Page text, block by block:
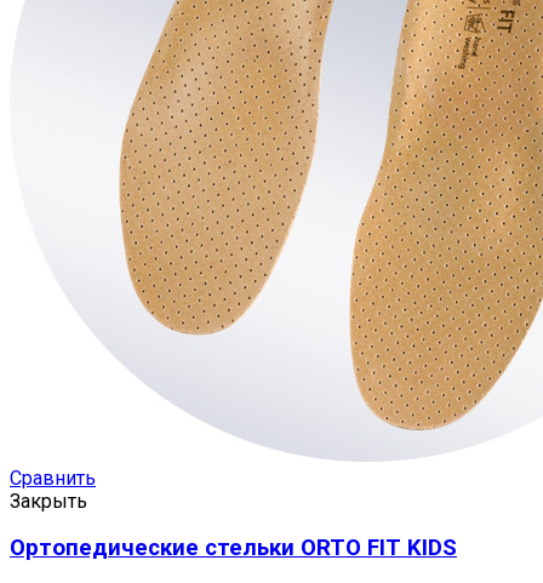
Сравнить
Закрыть
Ортопедические стельки ORTO FIT KIDS